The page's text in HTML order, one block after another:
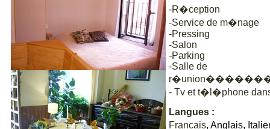
-R�ception
-Service de m�nage
-Pressing
-Salon
-Parking
-Salle de
- Tv et t�l�phone
Langues :
Francais, Anglais,